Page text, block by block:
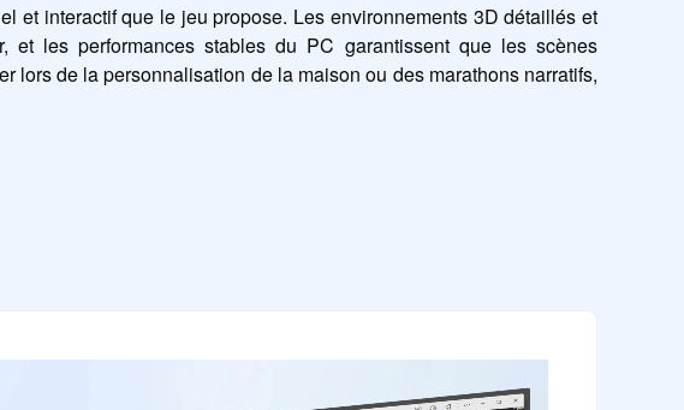
et interactif que le jeu propose. Les environnements 3D détaillés et
les performances stables du PC garantissent que les scènes
lors de la personnalisation de la maison ou des marathons narratifs,